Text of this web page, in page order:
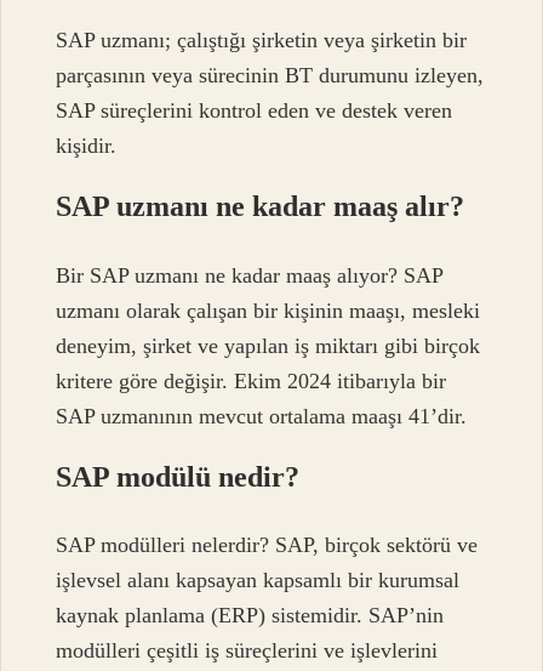
SAP uzmanı; çalıştığı şirketin veya şirketin bir
parçasının veya sürecinin BT durumunu izleyen,
SAP süreçlerini kontrol eden ve destek veren
kişidir.
SAP uzmanı ne kadar maaş alır?
Bir SAP uzmanı ne kadar maaş alıyor? SAP
uzmanı olarak çalışan bir kişinin maaşı, mesleki
deneyim, şirket ve yapılan iş miktarı gibi birçok
kritere göre değişir. Ekim 2024 itibarıyla bir
SAP uzmanının mevcut ortalama maaşı 41’dir.
SAP modülü nedir?
SAP modülleri nelerdir? SAP, birçok sektörü ve
işlevsel alanı kapsayan kapsamlı bir kurumsal
kaynak planlama (ERP) sistemidir. SAP’nin
modülleri çeşitli iş süreçlerini ve işlevlerini